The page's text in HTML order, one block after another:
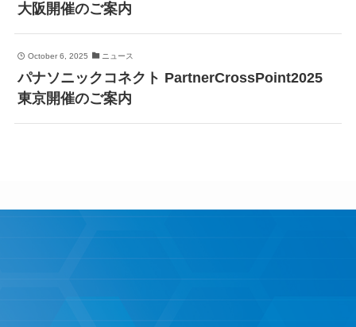
大阪開催のご案内
October 6, 2025 ニュース
パナソニックコネクト PartnerCrossPoint2025
東京開催のご案内